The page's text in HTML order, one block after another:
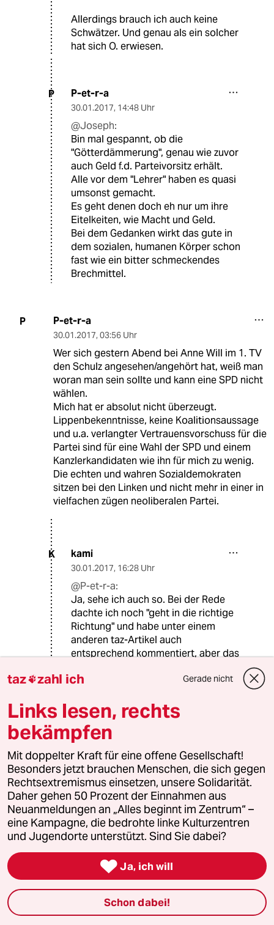
Allerdings brauch ich auch keine
Schwätzer. Und genau als ein solcher
hat sich O. erwiesen.
P P-et-r-a
30.01.2017, 14:48 Uhr
@Joseph:
Bin mal gespannt, ob die
"Götterdämmerung", genau wie zuvor
auch Geld f.d. Parteivorsitz erhält.
Alle vor dem "Lehrer" haben es quasi
umsonst gemacht.
Es geht denen doch eh nur um ihre
Eitelkeiten, wie Macht und Geld.
Bei dem Gedanken wirkt das gute in
dem sozialen, humanen Körper schon
fast wie ein bitter schmeckendes
Brechmittel.
P P-et-r-a
30.01.2017, 03:56 Uhr
Wer sich gestern Abend bei Anne Will im 1. TV
den Schulz angesehen/angehört hat, weiß man
woran man sein sollte und kann eine SPD nicht
wählen.
Mich hat er absolut nicht überzeugt.
Lippenbekenntnisse, keine Koalitionsaussage
und u.a. verlangter Vertrauensvorschuss für die
Partei sind für eine Wahl der SPD und einem
Kanzlerkandidaten wie ihn für mich zu wenig.
Die echten und wahren Sozialdemokraten
sitzen bei den Linken und nicht mehr in einer in
vielfachen zügen neoliberalen Partei.
K kami
30.01.2017, 16:28 Uhr
@P-et-r-a:
Ja, sehe ich auch so. Bei der Rede
dachte ich noch "geht in die richtige
Richtung" und habe unter einem
anderen taz-Artikel auch
entsprechend kommentiert, aber das
sich so klar gegen rechts
dieser Eiertanz, um nur kein
selbstkritisches Wort über die
eigenen SPD-Agenda-
jedwede Option auf r2g zu nennen.
Oh weia.
Ich frage mich immer, ob die echt bis
heute nicht kapieren, warum ihnen
die Wähler alle weggelaufen sind.
Oder wissen die das und bilden sich
irgendwie ein, dass die klare Ansage
"wir haben große Fehler gemacht und
viele Menschen verraten, das muss
und wird sich jetzt ändern" irgendwie
abträglicher wäre für Wahlerfolge als
taz zahl ich Gerade nicht
Links lesen, rechts
bekämpfen
Mit doppelter Kraft für eine offene Gesellschaft!
Besonders jetzt brauchen Menschen, die sich gegen
Rechtsextremismus einsetzen, unsere Solidarität.
Daher gehen 50 Prozent der Einnahmen aus
Neuanmeldungen an „Alles beginnt im Zentrum“ –
eine Kampagne, die bedrohte linke Kulturzentren
und Jugendorte unterstützt. Sind Sie dabei?
 Ja, ich will
Schon dabei!